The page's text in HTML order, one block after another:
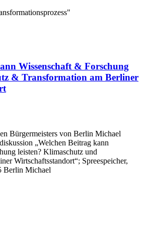
Wissenschaft & Forschung
& Transformation am Berliner
Bürgermeisters von Berlin Michael
„Welchen Beitrag kann
leisten? Klimaschutz und
Wirtschaftsstandort“; Spreespeicher,
Berlin Michael